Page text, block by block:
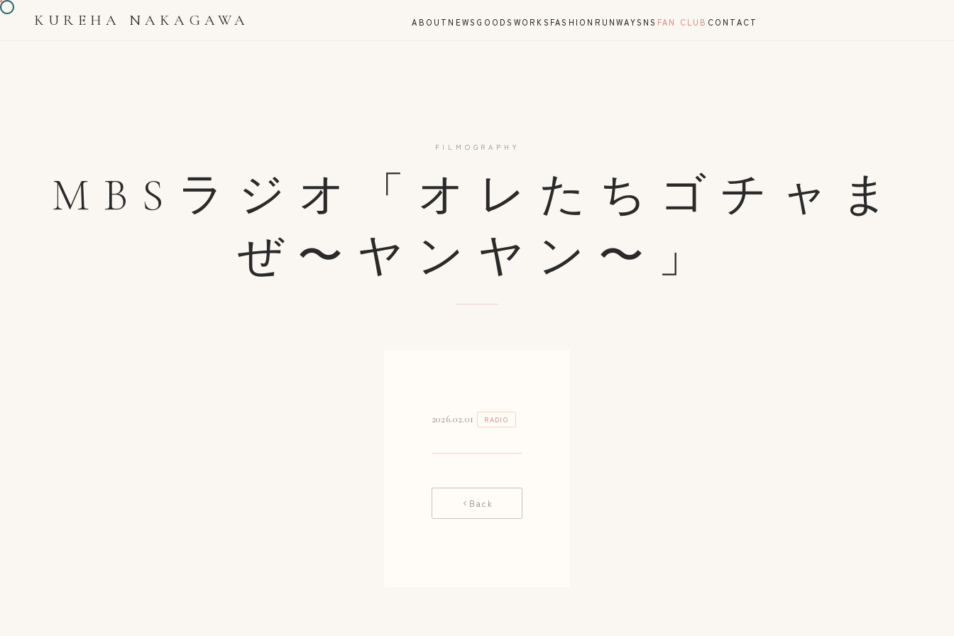
KUREHA NAKAGAWA ABOUT NEWS GOODS WORKS FASHION RUNWAYSNS FAN CLUB CONTACT
FILMOGRAPHY
MBSラジオ「オレたちゴチャま
ぜ〜ヤンヤン〜」
2026.02.01 RADIO
Back